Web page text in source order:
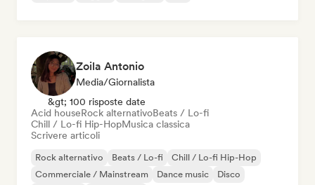
Zoila Antonio
Media/Giornalista
&gt; 100 risposte date
Acid houseRock alternativoBeats / Lo-fi
Chill / Lo-fi Hip-HopMusica classica
Scrivere articoli
Rock alternativo Beats / Lo-fi
Chill / Lo-fi Hip-Hop
Commerciale / Mainstream
Dance music
Disco